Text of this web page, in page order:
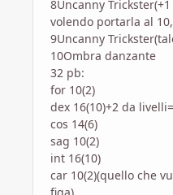
8Uncanny
volendo portarla al
9Uncanny
10Ombra danzante
32 pb:
for 10(2)
dex 16(10)+2 da
cos 14(6)
sag 10(2)
int 16(10)
car 10(2)(quello che